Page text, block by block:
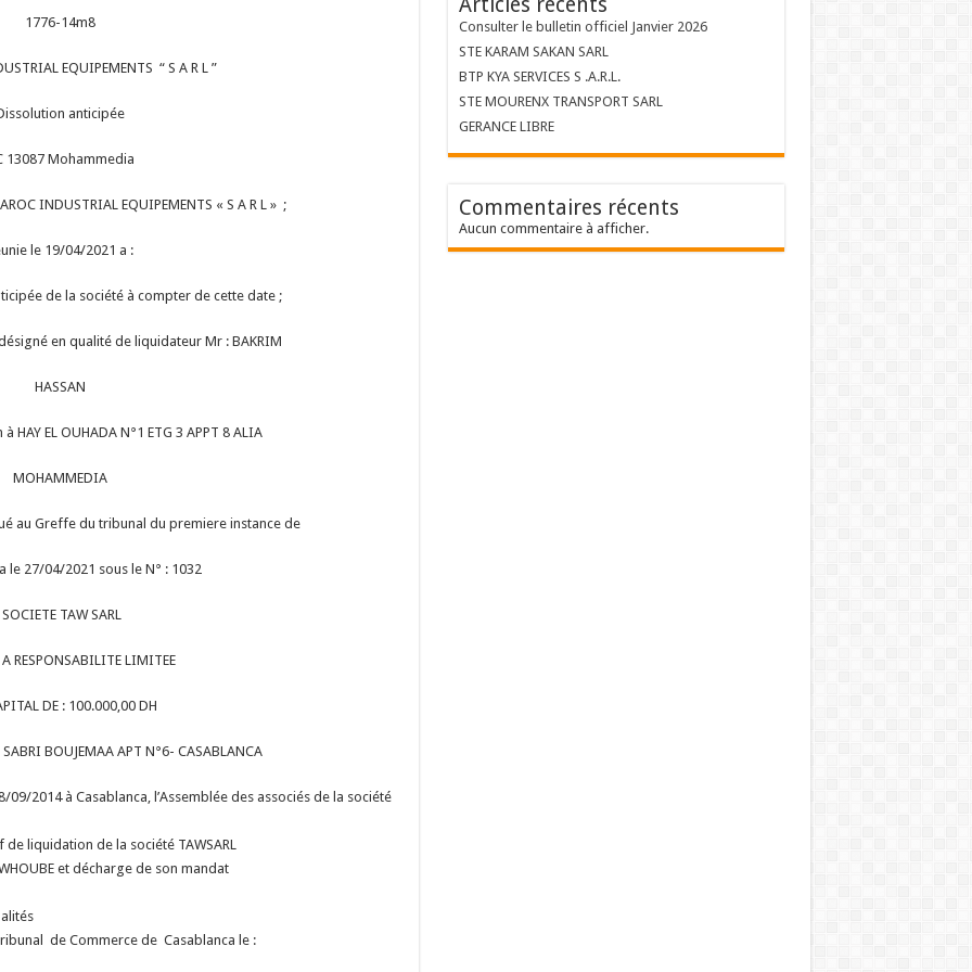
1776-14m8
EQUIPEMENTS “ S A R L ”
anticipée
13087 Mohammedia
INDUSTRIAL EQUIPEMENTS « S A R L » ;
le 19/04/2021 a :
de la société à compter de cette date ;
en qualité de liquidateur Mr : BAKRIM
HASSAN
HAY EL OUHADA N°1 ETG 3 APPT 8 ALIA
MOHAMMEDIA
au Greffe du tribunal du premiere instance de
le 27/04/2021 sous le N° : 1032
SOCIETE TAW SARL
RESPONSABILITE LIMITEE
DE : 100.000,00 DH
SABRI BOUJEMAA APT N°6- CASABLANCA
2014 à Casablanca, l’Assemblée des associés de la société
liquidation de la société TAWSARL
et décharge de son mandat
de Commerce de Casablanca le :
Consulter le bulletin officiel Janvier 2026
STE KARAM SAKAN SARL
BTP KYA SERVICES S .A.R.L.
STE MOURENX TRANSPORT SARL
GERANCE LIBRE
Commentaires récents
Aucun commentaire à afficher.